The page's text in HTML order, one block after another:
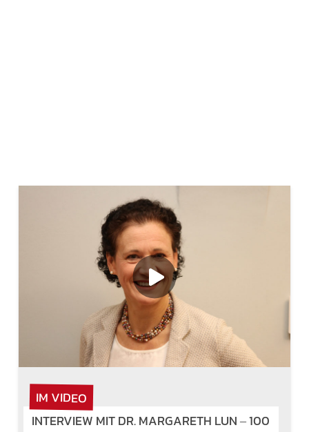
IM VIDEO
INTERVIEW MIT DR. MARGARETH LUN ‒ 100